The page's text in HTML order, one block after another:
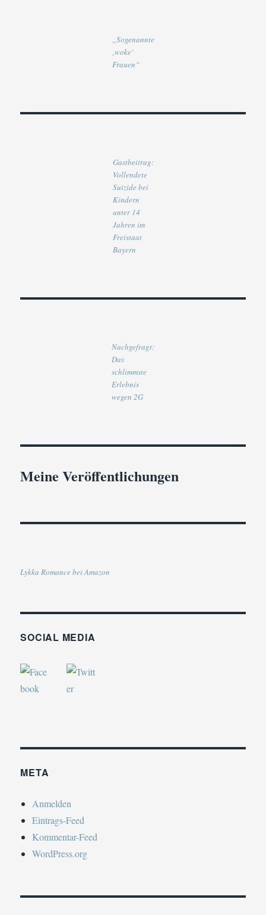
„Sogenannte
‚woke‘
Frauen“
Gastbeitrag:
Vollendete
Suizide bei
Kindern
unter 14
Jahren im
Freistaat
Bayern
Nachgefragt:
Das
schlimmste
Erlebnis
wegen 2G
Meine Veröffentlichungen
Lykka Romance bei Amazon
SOCIAL MEDIA
META
Anmelden
Eintrags-Feed
Kommentar-Feed
WordPress.org